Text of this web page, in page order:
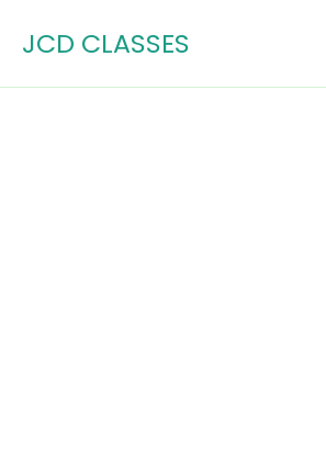
JCD CLASSES